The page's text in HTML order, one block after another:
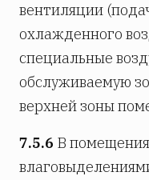
вентиляции
охлажденного
специальные
обслуживаемую
верхней зоны
7.5.6 В